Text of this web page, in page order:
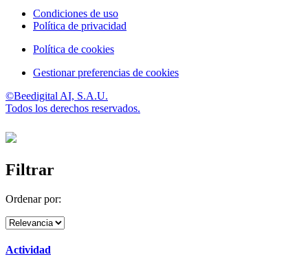
Condiciones de uso
Política de privacidad
Política de cookies
Gestionar preferencias de cookies
©Beedigital AI, S.A.U.
Todos los derechos reservados.
Filtrar
Ordenar por:
Actividad